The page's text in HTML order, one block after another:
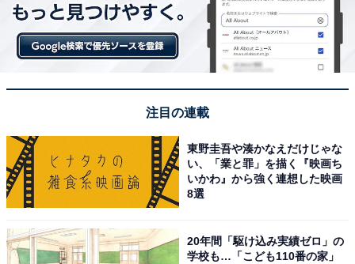
注目の連載
東野圭吾や湊かなえだけじゃな
い、「業と罪」を描く『映画ち
いかわ』から強く連想した映画
8選
20年間「駆け込み実績ゼロ」の
学校も…「こども110番の家」